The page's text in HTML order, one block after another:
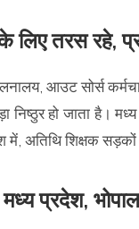
लिए तरस रहे,
आउट सोर्स
निष्ठुर हो जाता है।
में, अतिथि शिक्षक
प्रदेश,